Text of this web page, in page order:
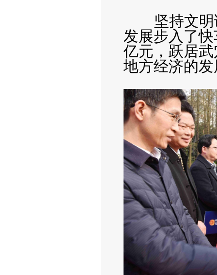
坚持文明
发展步入了
亿元，跃居
地方经济的